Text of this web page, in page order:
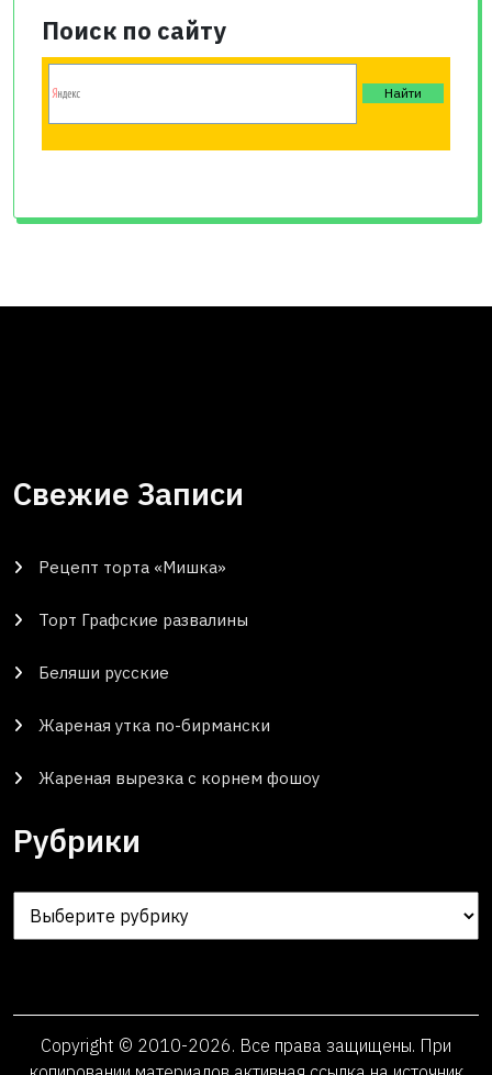
Поиск по сайту
Свежие Записи
Рецепт торта «Мишка»
Торт Графские развалины
Беляши русские
Жареная утка по-бирмански
Жареная вырезка с корнем фошоу
Рубрики
Рубрики
Copyright © 2010-2026. Все права защищены. При